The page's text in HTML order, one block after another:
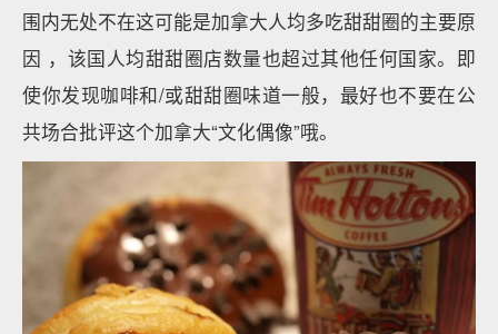
围内无处不在这可能是加拿大人均多吃甜甜圈的主要原
因 ，该国人均甜甜圈店数量也超过其他任何国家。即
使你发现咖啡和/或甜甜圈味道一般，最好也不要在公
共场合批评这个加拿大“文化偶像”哦。